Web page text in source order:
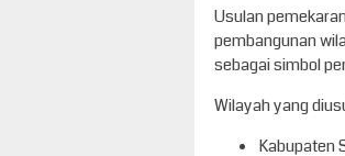
Usulan
pembangunan
sebagai simbol
Wilayah yang
Kabupaten